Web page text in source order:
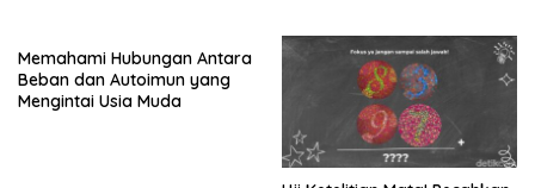
Memahami Hubungan Antara
Beban dan Autoimun yang
Mengintai Usia Muda